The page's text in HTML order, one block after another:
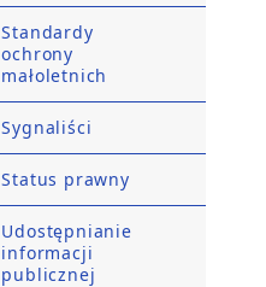
Standardy
ochrony
małoletnich
Sygnaliści
Status prawny
Udostępnianie
informacji
publicznej